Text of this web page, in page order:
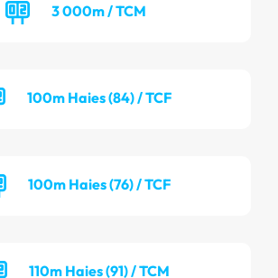
3 000m / TCM
100m Haies (84) / TCF
100m Haies (76) / TCF
110m Haies (91) / TCM